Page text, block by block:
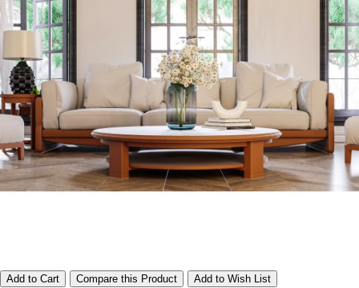
Add to Cart Compare this Product Add to Wish List